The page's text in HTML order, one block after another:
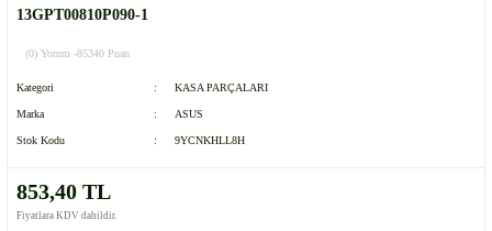
13GPT00810P090-1
(0) Yorum -85340 Puan
Kategori KASA PARÇALARI
Marka ASUS
Stok Kodu 9YCNKHLL8H
853,40 TL
Fiyatlara KDV dahildir.